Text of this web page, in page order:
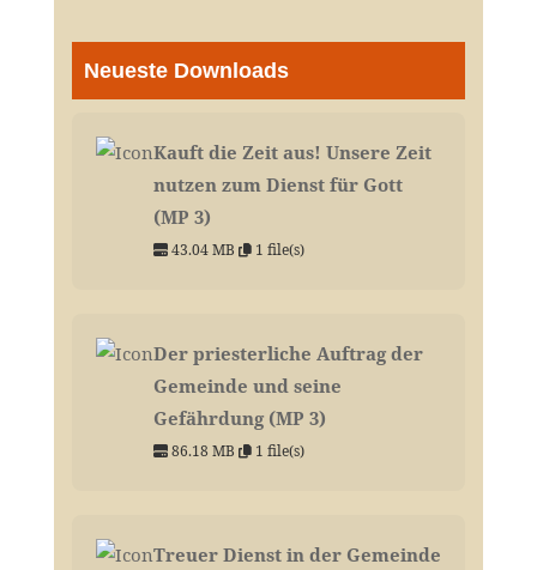
Neueste Downloads
Kauft die Zeit aus! Unsere Zeit
nutzen zum Dienst für Gott
(MP 3)
43.04 MB 1 file(s)
Der priesterliche Auftrag der
Gemeinde und seine
Gefährdung (MP 3)
86.18 MB 1 file(s)
Treuer Dienst in der Gemeinde